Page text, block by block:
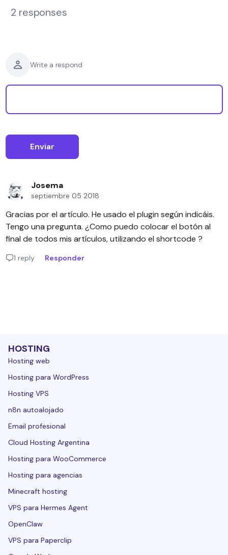
2 responses
Write a respond
Josema
septiembre 05 2018
Gracias por el artículo. He usado el plugin según indicáis.
Tengo una pregunta. ¿Como puedo colocar el botón al
final de todos mis artículos, utilizando el shortcode ?
1 reply Responder
HOSTING
Hosting web
Hosting para WordPress
Hosting VPS
n8n autoalojado
Email profesional
Cloud Hosting Argentina
Hosting para WooCommerce
Hosting para agencias
Minecraft hosting
VPS para Hermes Agent
OpenClaw
VPS para Paperclip